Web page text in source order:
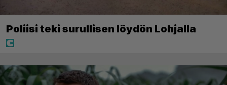
Poliisi teki surullisen löydön Lohjalla